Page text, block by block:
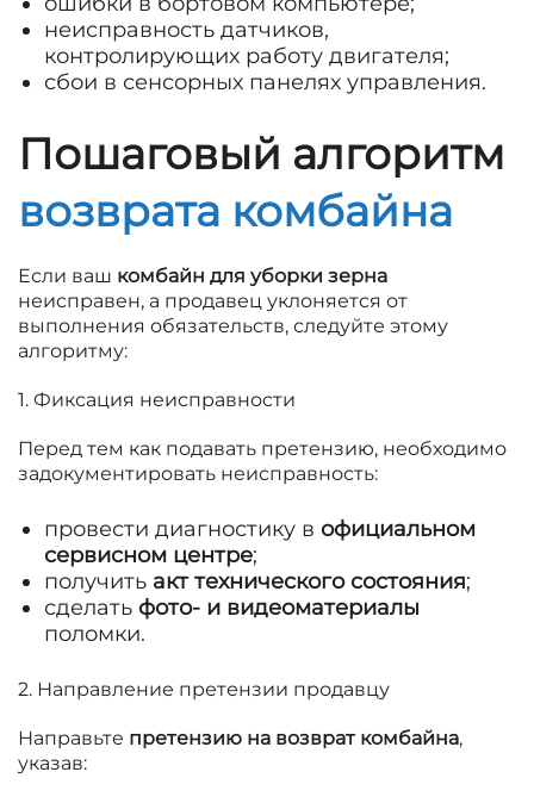
неисправность датчиков,
контролирующих работу двигателя;
сбои в сенсорных панелях управления.
Пошаговый алгоритм
возврата комбайна
Если ваш комбайн для уборки зерна
неисправен, а продавец уклоняется от
выполнения обязательств, следуйте этому
алгоритму:
1. Фиксация неисправности
Перед тем как подавать претензию, необходимо
задокументировать неисправность:
провести диагностику в официальном
сервисном центре;
получить акт технического состояния;
сделать фото- и видеоматериалы
поломки.
2. Направление претензии продавцу
Направьте претензию на возврат комбайна,
указав: